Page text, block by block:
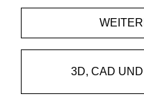
3D, CAD